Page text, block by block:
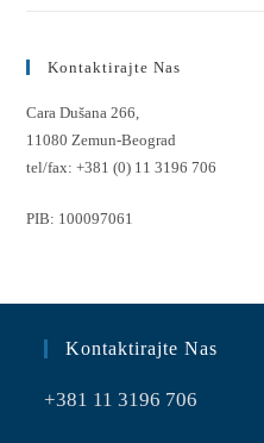
Kontaktirajte Nas
Cara Dušana 266,
11080 Zemun-Beograd
tel/fax:+381 (0) 11 3196 706
PIB: 100097061
Kontaktirajte Nas
+381 11 3196 706